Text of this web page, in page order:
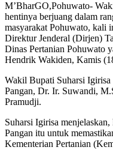
M’BharGO,Pohuwato-
hentinya berjuang dalam
masyarakat Pohuwato,
Direktur Jenderal (Dirjen)
Dinas Pertanian Pohuwato
Hendrik Wakiden, Kamis
Wakil Bupati Suharsi
Pangan, Dr. Ir. Suwandi,
Pramudji.
Suharsi Igirisa
Pangan itu untuk
Kementerian Pertanian